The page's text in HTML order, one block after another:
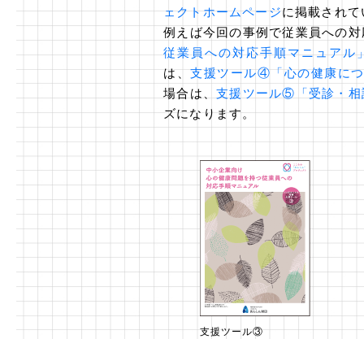
ェクトホームページに掲載され
例えば今回の事例で従業員への
従業員への対応手順マニュアル
は、支援ツール④「心の健康に
場合は、支援ツール⑤「受診・相
ズになります。
支援ツール③